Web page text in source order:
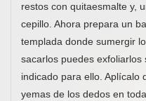
restos con quitaesmalte y,
cepillo. Ahora prepara un
templada donde sumergir
sacarlos puedes
indicado para ello. Aplícalo
yemas de los dedos en